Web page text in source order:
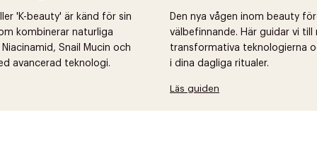
'K-beauty' är känd för sin
kombinerar naturliga
Snail Mucin och
avancerad teknologi.
Den nya vågen inom beauty
välbefinnande. Här guidar vi till
transformativa teknologierna
i dina dagliga ritualer.
Läs guiden